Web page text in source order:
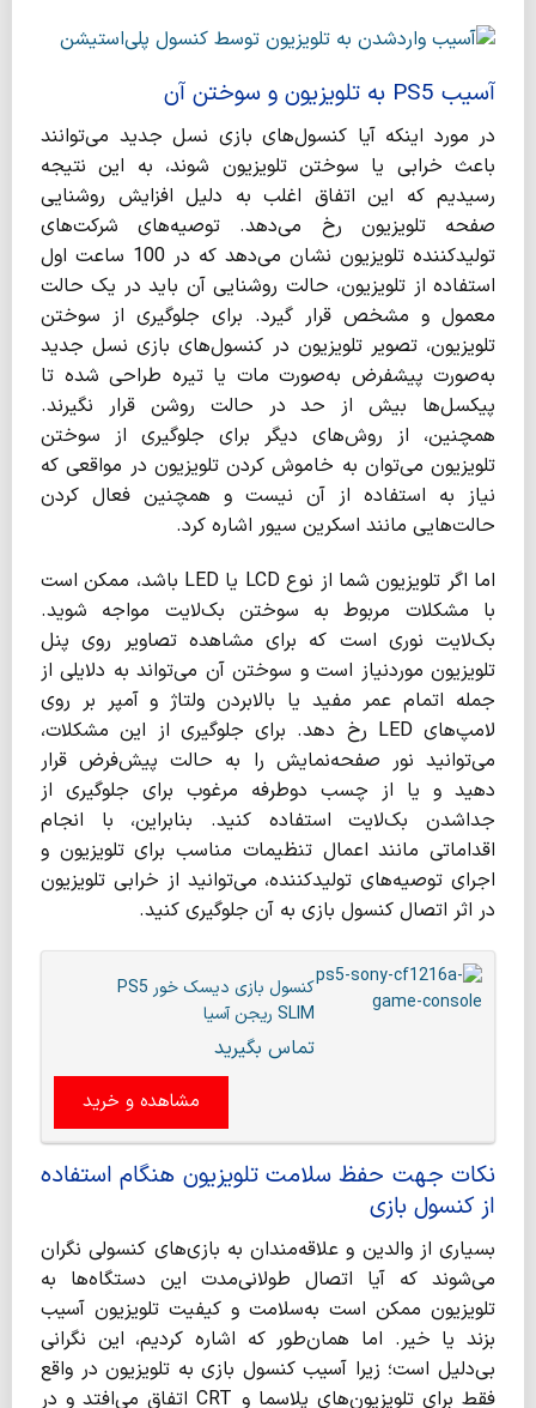
آسیب PS5 به تلویزیون و سوختن آن
در مورد اینکه آیا کنسول‌های بازی نسل جدید می‌توانند
باعث خرابی یا سوختن تلویزیون شوند، به این نتیجه
رسیدیم که این اتفاق اغلب به دلیل افزایش روشنایی
صفحه تلویزیون رخ می‌دهد. توصیه‌های شرکت‌های
تولیدکننده تلویزیون نشان می‌دهد که در 100 ساعت اول
استفاده از تلویزیون، حالت روشنایی آن باید در یک حالت
معمول و مشخص قرار گیرد. برای جلوگیری از سوختن
تلویزیون، تصویر تلویزیون در کنسول‌های بازی نسل جدید
به‌صورت پیشفرض به‌صورت مات یا تیره طراحی شده تا
پیکسل‌ها بیش از حد در حالت روشن قرار نگیرند.
همچنین، از روش‌های دیگر برای جلوگیری از سوختن
تلویزیون می‌توان به خاموش کردن تلویزیون در مواقعی که
نیاز به استفاده از آن نیست و همچنین فعال کردن
حالت‌هایی مانند اسکرین سیور اشاره کرد.
اما اگر تلویزیون شما از نوع LCD یا LED باشد، ممکن است
با مشکلات مربوط به سوختن بک‌لایت مواجه شوید.
بک‌لایت نوری است که برای مشاهده تصاویر روی پنل
تلویزیون موردنیاز است و سوختن آن می‌تواند به دلایلی از
جمله اتمام عمر مفید یا بالابردن ولتاژ و آمپر بر روی
لامپ‌های LED رخ دهد. برای جلوگیری از این مشکلات،
می‌توانید نور صفحه‌نمایش را به حالت پیش‌فرض قرار
دهید و یا از چسب دوطرفه مرغوب برای جلوگیری از
جداشدن بک‌لایت استفاده کنید. بنابراین، با انجام
اقداماتی مانند اعمال تنظیمات مناسب برای تلویزیون و
اجرای توصیه‌های تولیدکننده، می‌توانید از خرابی تلویزیون
در اثر اتصال کنسول بازی به آن جلوگیری کنید.
کنسول بازی دیسک خور PS5
SLIM ریجن آسیا
تماس بگیرید
مشاهده و خرید
نکات جهت حفظ سلامت تلویزیون هنگام استفاده
از کنسول بازی
بسیاری از والدین و علاقه‌مندان به بازی‌های کنسولی نگران
می‌شوند که آیا اتصال طولانی‌مدت این دستگاه‌ها به
تلویزیون ممکن است به‌سلامت و کیفیت تلویزیون آسیب
بزند یا خیر. اما همان‌طور که اشاره کردیم، این نگرانی
بی‌دلیل است؛ زیرا آسیب کنسول بازی به تلویزیون در واقع
فقط برای تلویزیون‌های پلاسما و CRT اتفاق می‌افتد و در